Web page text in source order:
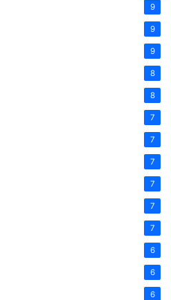
9
9
9
8
8
7
7
7
7
7
7
6
6
6